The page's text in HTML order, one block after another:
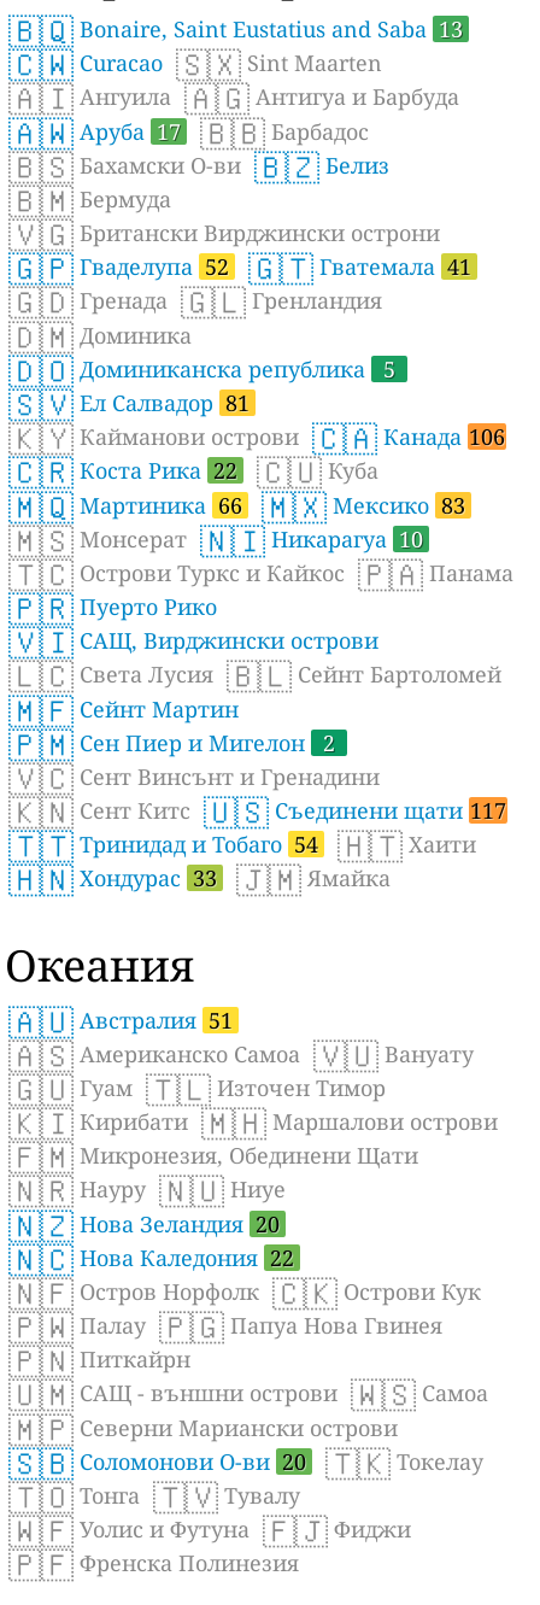
🇧🇶 Bonaire, Saint Eustatius and Saba 13
🇨🇼 Curacao 🇸🇽 Sint Maarten
🇦🇮 Ангуила 🇦🇬 Антигуа и Барбуда
🇦🇼 Аруба 17 🇧🇧 Барбадос
🇧🇸 Бахамски О-ви 🇧🇿 Белиз
🇧🇲 Бермуда
🇻🇬 Британски Вирджински острони
🇬🇵 Гваделупа 52 🇬🇹 Гватемала 41
🇬🇩 Гренада 🇬🇱 Гренландия
🇩🇲 Доминика
🇩🇴 Доминиканска република 5
🇸🇻 Ел Салвадор 81
🇰🇾 Кайманови острови 🇨🇦 Канада 106
🇨🇷 Коста Рика 22 🇨🇺 Куба
🇲🇶 Мартиника 66 🇲🇽 Мексико 83
🇲🇸 Монсерат 🇳🇮 Никарагуа 10
🇹🇨 Острови Туркс и Кайкос 🇵🇦 Панама
🇵🇷 Пуерто Рико
🇻🇮 САЩ, Вирджински острови
🇱🇨 Света Лусия 🇧🇱 Сейнт Бартоломей
🇲🇫 Сейнт Мартин
🇵🇲 Сен Пиер и Мигелон 2
🇻🇨 Сент Винсънт и Гренадини
🇰🇳 Сент Китс 🇺🇸 Съединени щати 117
🇹🇹 Тринидад и Тобаго 54 🇭🇹 Хаити
🇭🇳 Хондурас 33 🇯🇲 Ямайка
Океания
🇦🇺 Австралия 51
🇦🇸 Американско Самоа 🇻🇺 Вануату
🇬🇺 Гуам 🇹🇱 Източен Тимор
🇰🇮 Кирибати 🇲🇭 Маршалови острови
🇫🇲 Микронезия, Обединени Щати
🇳🇷 Науру 🇳🇺 Ниуе
🇳🇿 Нова Зеландия 20
🇳🇨 Нова Каледония 22
🇳🇫 Остров Норфолк 🇨🇰 Острови Кук
🇵🇼 Палау 🇵🇬 Папуа Нова Гвинея
🇵🇳 Питкайрн
🇺🇲 САЩ - външни острови 🇼🇸 Самоа
🇲🇵 Северни Мариански острови
🇸🇧 Соломонови О-ви 20 🇹🇰 Токелау
🇹🇴 Тонга 🇹🇻 Тувалу
🇼🇫 Уолис и Футуна 🇫🇯 Фиджи
🇵🇫 Френска Полинезия